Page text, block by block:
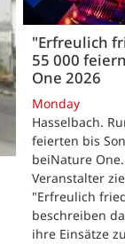
"Erfreulich
55 000
One 2026
Monday
Hasselbach.
feierten bis
beiNature
Veranstalter
"Erfreulich
beschreiben
ihre Einsätze